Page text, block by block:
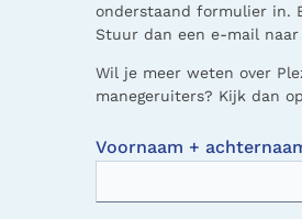
onderstaand formulier in.
Stuur dan een e-mail naar
Wil je meer weten over
manegeruiters? Kijk dan op
Voornaam +